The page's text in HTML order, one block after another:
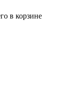
в корзине